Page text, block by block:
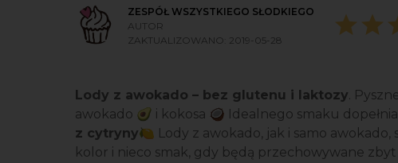
ZESPÓŁ WSZYSTKIEGO SŁODKIEGO
AUTOR
ZAKTUALIZOWANO: 2019-05-28
Lody z awokado – bez glutenu i laktozy.
awokado 🥑 i kokosa 🥥 Idealnego smaku dopełnia
z cytryny🍋 Lody z awokado, jak i samo awokado,
kolor i nieco smak, gdy będą przechowywane